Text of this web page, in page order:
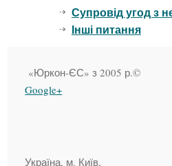
Супровід угод з
Інші питання
«Юркон-ЄС» з 2005 р.©
Google+
Україна, м. Київ,